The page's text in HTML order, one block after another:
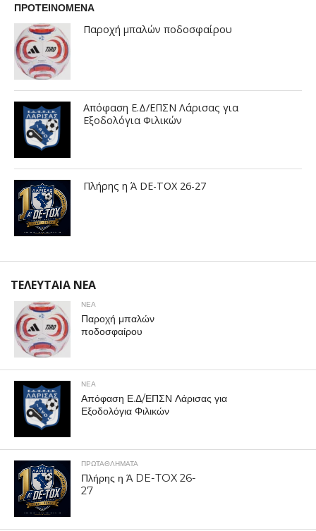
ΠΡΟΤΕΙΝΟΜΕΝΑ
Παροχή μπαλών ποδοσφαίρου
Απόφαση Ε.Δ/ΕΠΣΝ Λάρισας για
Εξοδολόγια Φιλικών
Πλήρης η Ά DE-TOX 26-27
ΤΕΛΕΥΤΑΙΑ ΝΕΑ
ΝΕΑ
Παροχή μπαλών
ποδοσφαίρου
ΝΕΑ
Απόφαση Ε.Δ/ΕΠΣΝ Λάρισας για
Εξοδολόγια Φιλικών
ΠΡΩΤΑΘΛΉΜΑΤΑ
Πλήρης η Ά DE-TOX 26-
27